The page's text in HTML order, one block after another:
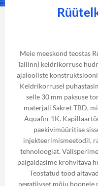
Meie meeskond teostas
Tallinn) keldrikorruse
ajalooliste
Keldrikorrusel
selle 30 mm paksuse
materjali Sakret TBD,
Aquafin-1K.
paekivimüüritise
injekteerimismeetodil,
tehnoloogiat.
paigaldasime krohvitava
Teostatud tööd
negatiivset mõju hoonele